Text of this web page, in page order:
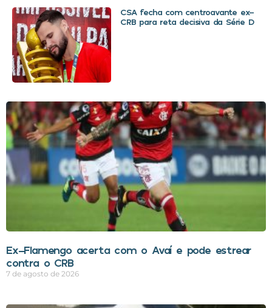
CSA fecha com centroavante ex-
CRB para reta decisiva da Série D
Ex-Flamengo acerta com o Avaí e pode estrear
contra o CRB
7 de agosto de 2026